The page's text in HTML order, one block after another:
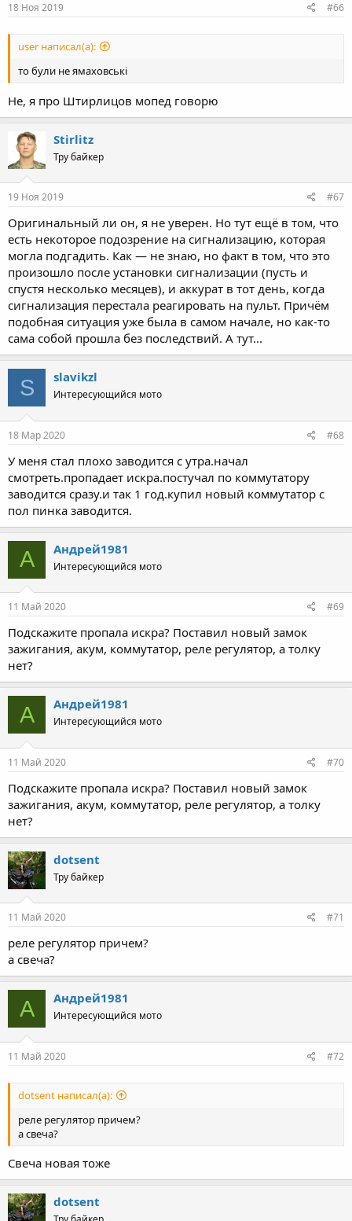
18 Ноя 2019 #66
user написал(а):
то були не ямаховські
Не, я про Штирлицов мопед говорю
Stirlitz
Тру байкер
19 Ноя 2019 #67
Оригинальный ли он, я не уверен. Но тут ещё в том, что
есть некоторое подозрение на сигнализацию, которая
могла подгадить. Как — не знаю, но факт в том, что это
произошло после установки сигнализации (пусть и
спустя несколько месяцев), и аккурат в тот день, когда
сигнализация перестала реагировать на пульт. Причём
подобная ситуация уже была в самом начале, но как-то
сама собой прошла без последствий. А тут...
S slavikzl
Интересующийся мото
18 Мар 2020 #68
У меня стал плохо заводится с утра.начал
смотреть.пропадает искра.постучал по коммутатору
заводится сразу.и так 1 год.купил новый коммутатор с
пол пинка заводится.
А Андрей1981
Интересующийся мото
11 Май 2020 #69
Подскажите пропала искра? Поставил новый замок
зажигания, акум, коммутатор, реле регулятор, а толку
нет?
А Андрей1981
Интересующийся мото
11 Май 2020 #70
Подскажите пропала искра? Поставил новый замок
зажигания, акум, коммутатор, реле регулятор, а толку
нет?
dotsent
Тру байкер
11 Май 2020 #71
реле регулятор причем?
а свеча?
А Андрей1981
Интересующийся мото
11 Май 2020 #72
dotsent написал(а):
реле регулятор причем?
а свеча?
Свеча новая тоже
dotsent